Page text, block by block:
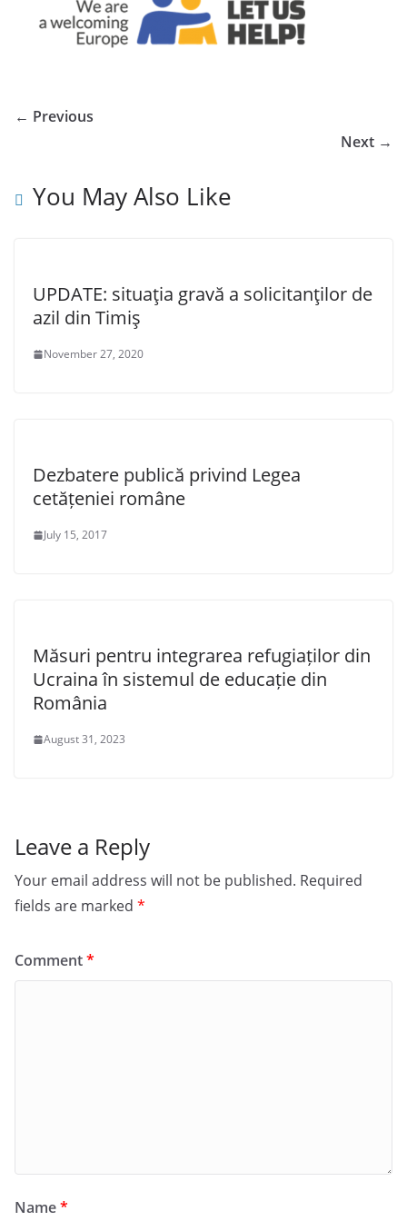
← Previous
Next →
You May Also Like
UPDATE: situaţia gravă a solicitanţilor de
azil din Timiş
November 27, 2020
Dezbatere publică privind Legea
cetățeniei române
July 15, 2017
Măsuri pentru integrarea refugiaților din
Ucraina în sistemul de educație din
România
August 31, 2023
Leave a Reply
Your email address will not be published. Required
fields are marked *
Comment*
Name*